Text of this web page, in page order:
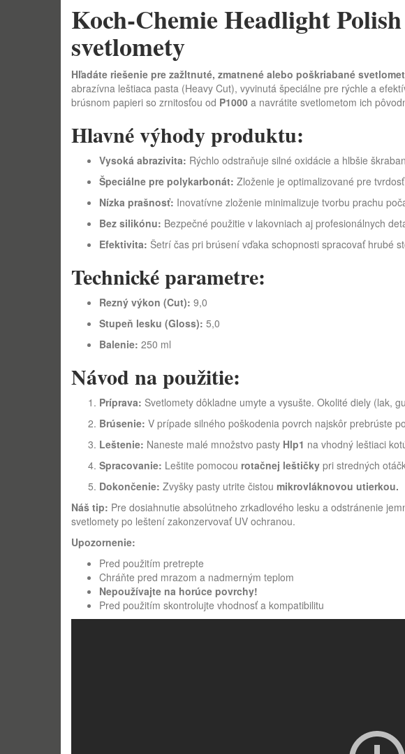
Koch-Chemie Headlight
svetlomety
Hľadáte riešenie pre zažltnuté, zmatnené alebo poškriabané
abrazívna leštiaca pasta (Heavy Cut), vyvinutá špeciálne pre rýchle a
brúsnom papieri so zrnitosťou od P1000 a navrátite svetlometom ich
Hlavné výhody produktu:
Vysoká abrazivita: Rýchlo odstraňuje silné oxidácie a hlbšie
Špeciálne pre polykarbonát: Zloženie je optimalizované pre
Nízka prašnosť: Inovatívne zloženie minimalizuje tvorbu prachu
Bez silikónu: Bezpečné použitie v lakovniach aj profesionálnych
Efektivita: Šetrí čas pri brúsení vďaka schopnosti spracovať hrubé
Technické parametre:
Rezný výkon (Cut): 9,0
Stupeň lesku (Gloss): 5,0
Balenie: 250 ml
Návod na použitie:
Príprava: Svetlomety dôkladne umyte a vysušte. Okolité diely (lak,
Brúsenie: V prípade silného poškodenia povrch najskôr prebrúste
Leštenie: Naneste malé množstvo pasty Hlp1 na vhodný leštiaci
Spracovanie: Leštite pomocou rotačnej leštičky pri stredných
Dokončenie: Zvyšky pasty utrite čistou mikrovláknovou utierkou.
Náš tip: Pre dosiahnutie absolútneho zrkadlového lesku a odstránenie
svetlomety po leštení zakonzervovať UV ochranou.
Upozornenie:
Pred použitím pretrepte
Chráňte pred mrazom a nadmerným teplom
Nepoužívajte na horúce povrchy!
Pred použitím skontrolujte vhodnosť a kompatibilitu